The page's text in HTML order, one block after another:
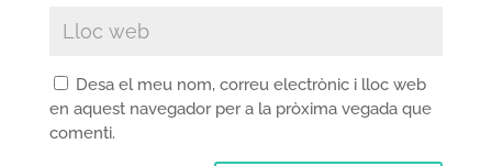
Desa el meu nom, correu electrònic i lloc web
en aquest navegador per a la pròxima vegada que
comenti.